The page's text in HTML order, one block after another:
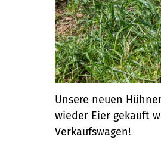
Unsere neuen
wieder Eier gekauft
Verkaufswagen!